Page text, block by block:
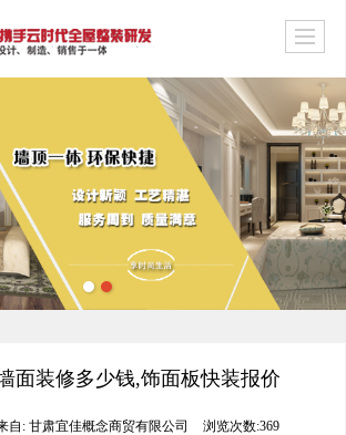
面装修多少钱,饰面板快装报价
自: 甘肃宜佳概念商贸有限公司 浏览次数:369